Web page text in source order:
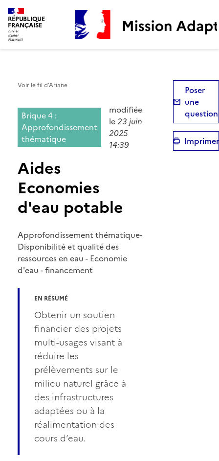
Mission Adaptation
RÉPUBLIQUE
FRANÇAISE
Voir le fil d’Ariane
Brique 4 :
Approfondissement
thématique
modifiée
le23 juin
2025
14:39
Aides
Economies
d'eau potable
Approfondissement thématique-
Disponibilité et qualité des
ressources en eau - Economie
d'eau - financement
EN RÉSUMÉ
Obtenir un soutien
financier des projets
multi-usages visant à
réduire les
prélèvements sur le
milieu naturel grâce à
des infrastructures
adaptées ou à la
réalimentation des
cours d’eau.
Poser
une
question
Imprimer